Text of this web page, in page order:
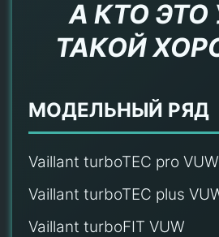
А КТО ЭТО
ТАКОЙ
МОДЕЛЬНЫЙ РЯД
Vaillant turboTEC pro VUW
Vaillant turboTEC plus
Vaillant turboFIT VUW